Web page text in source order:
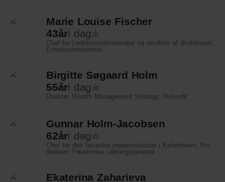
Forsvar og Beredskab
Fødevarer
Hovedstaden
Marie Louise Fischer
43åri dag
Chef for Ledelsessekretariatet og medlem af direktionen,
Erhvervsministeriet
Birgitte Søgaard Holm
55åri dag
Direktør Wealth Management Strategy, Nykredit
Gunnar Holm-Jacobsen
62åri dag
Chef for den færøske repræsentation i København, fhv.
direktør, Færøernes udenrigstjeneste
Ekaterina Zaharieva